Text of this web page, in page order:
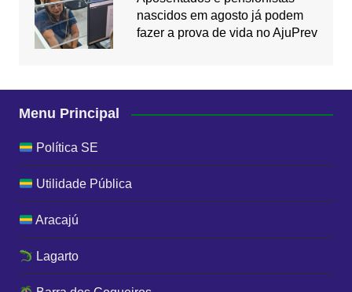
nascidos em agosto já podem
fazer a prova de vida no AjuPrev
Menu Principal
Política SE
Utilidade Pública
Aracajú
Lagarto